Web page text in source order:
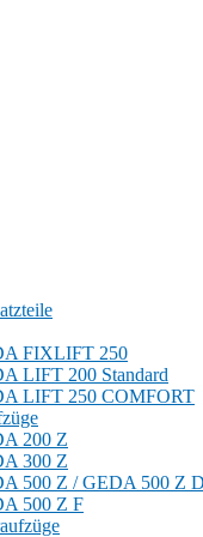
FIXLIFT 250
LIFT 200 Standard
LIFT 250 COMFORT
200 Z
300 Z
500 Z / GEDA 500 Z
500 Z F